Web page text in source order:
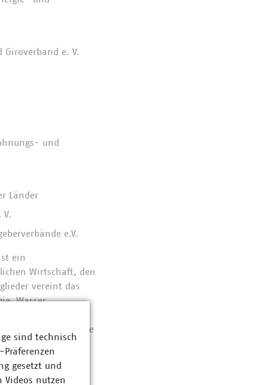
Giroverband e. V.
und
Länder
V.
e.V.
ein
Wirtschaft, den
vereint das
Wasser,
und
Bildungs- sowie
der deutschen
öffentlichen
sind technisch
gesetzt und
Videos nutzen